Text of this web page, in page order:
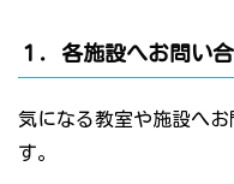
１．各施設へお問い
気になる教室や施設へ
す。